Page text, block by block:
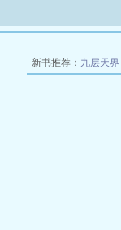
新书推荐： 九层天界